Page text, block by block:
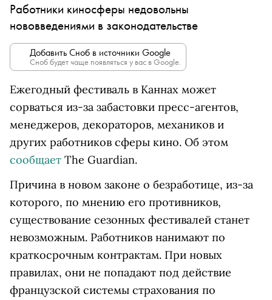
Работники киносферы недовольны
нововведениями в законодательстве
Добавить Сноб в источники Google
Сноб будет чаще появляться у вас в Google.
Ежегодный фестиваль в Каннах может
сорваться из-за забастовки пресс-агентов,
менеджеров, декораторов, механиков и
других работников сферы кино. Об этом
сообщает The Guardian.
Причина в новом законе о безработице, из-за
которого, по мнению его противников,
существование сезонных фестивалей станет
невозможным. Работников нанимают по
краткосрочным контрактам. При новых
правилах, они не попадают под действие
французской системы страхования по